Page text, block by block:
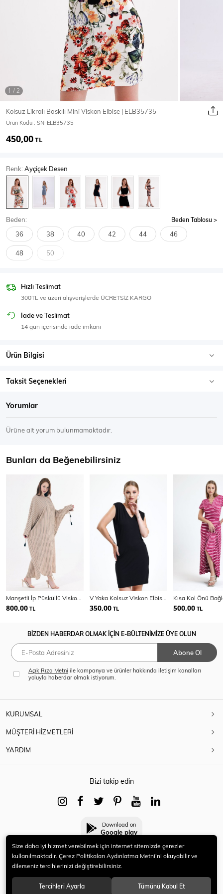
Mont & Kaban Yağmurluk
T-Shirt
Body Atlet Crop & Büstiyer
SPOR GİYİM
Eşofman Üstü
Kolsuz Likralı Baskılı Mini Viskon Elbise | ELB35735
Ürün Kodu : SN-ELB35735
450,00TL
Renk:Ayçiçek Desen
Beden: Beden Tablosu
36 38 40 42 44 46
48 50
Hızlı Teslimat
300TL ve üzeri alışverişlerde ÜCRETSİZ KARGO
İade ve Teslimat
14 gün içerisinde iade imkanı
Ürün Bilgisi
Taksit Seçenekleri
Yorumlar
Ürüne ait yorum bulunmamaktadır.
Bunları da Beğenebilirsiniz
800,00 TL 350,00 TL 500,00 TL
BİZDEN HABERDAR OLMAK İÇİN E-BÜLTENİMİZE ÜYE OLUN
Abone Ol
Açık Rıza Metni ile kampanya ve ürünler hakkında iletişim kanalları
yoluyla haberdar olmak istiyorum.
KURUMSAL
MÜŞTERİ HİZMETLERİ
YARDIM
Bizi takip edin
Download on
Google play
© 2021 HERYENİ. Tüm hakları saklıdır.
Size daha iyi hizmet verebilmek için internet sitemizde çerezler
kullanılmaktadır. Çerez Politikaları Aydınlatma Metni’ni okuyabilir ve
dilerseniz tercihlerinizi değiştirebilirsiniz.
Tercihleri Ayarla Tümünü Kabul Et